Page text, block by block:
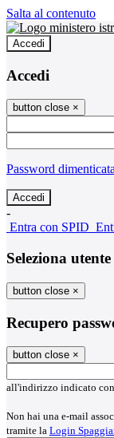
Salta al contenuto
Accedi
Accedi
button close ×
Password
-
Entra con SPID
Seleziona utente
button close ×
Recupero
button close ×
all'indirizzo indicato
Non hai una e-mail
tramite la Login